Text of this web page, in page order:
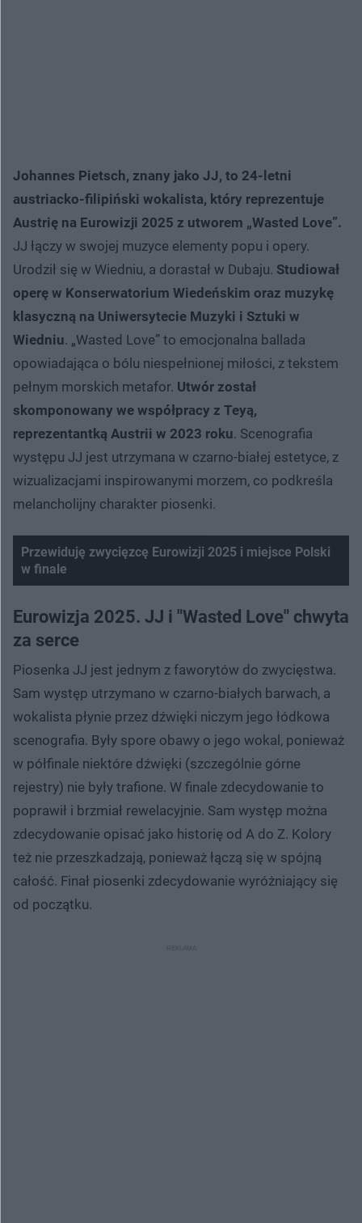
Johannes Pietsch, znany jako JJ, to 24-letni
austriacko-filipiński wokalista, który reprezentuje
Austrię na Eurowizji 2025 z utworem „Wasted Love”.
JJ łączy w swojej muzyce elementy popu i opery.
Urodził się w Wiedniu, a dorastał w Dubaju. Studiował
operę w Konserwatorium Wiedeńskim oraz muzykę
klasyczną na Uniwersytecie Muzyki i Sztuki w
Wiedniu. „Wasted Love” to emocjonalna ballada
opowiadająca o bólu niespełnionej miłości, z tekstem
pełnym morskich metafor. Utwór został
skomponowany we współpracy z Teyą,
reprezentantką Austrii w 2023 roku. Scenografia
występu JJ jest utrzymana w czarno-białej estetyce, z
wizualizacjami inspirowanymi morzem, co podkreśla
melancholijny charakter piosenki.
Przewiduję zwycięzcę Eurowizji 2025 i miejsce Polski
w finale
Spróbuj ponownie
Eurowizja 2025. JJ i "Wasted Love" chwyta
za serce
Piosenka JJ jest jednym z faworytów do zwycięstwa.
Sam występ utrzymano w czarno-białych barwach, a
wokalista płynie przez dźwięki niczym jego łódkowa
scenografia. Były spore obawy o jego wokal, ponieważ
w półfinale niektóre dźwięki (szczególnie górne
rejestry) nie były trafione. W finale zdecydowanie to
poprawił i brzmiał rewelacyjnie. Sam występ można
zdecydowanie opisać jako historię od A do Z. Kolory
też nie przeszkadzają, ponieważ łączą się w spójną
całość. Finał piosenki zdecydowanie wyróżniający się
od początku.